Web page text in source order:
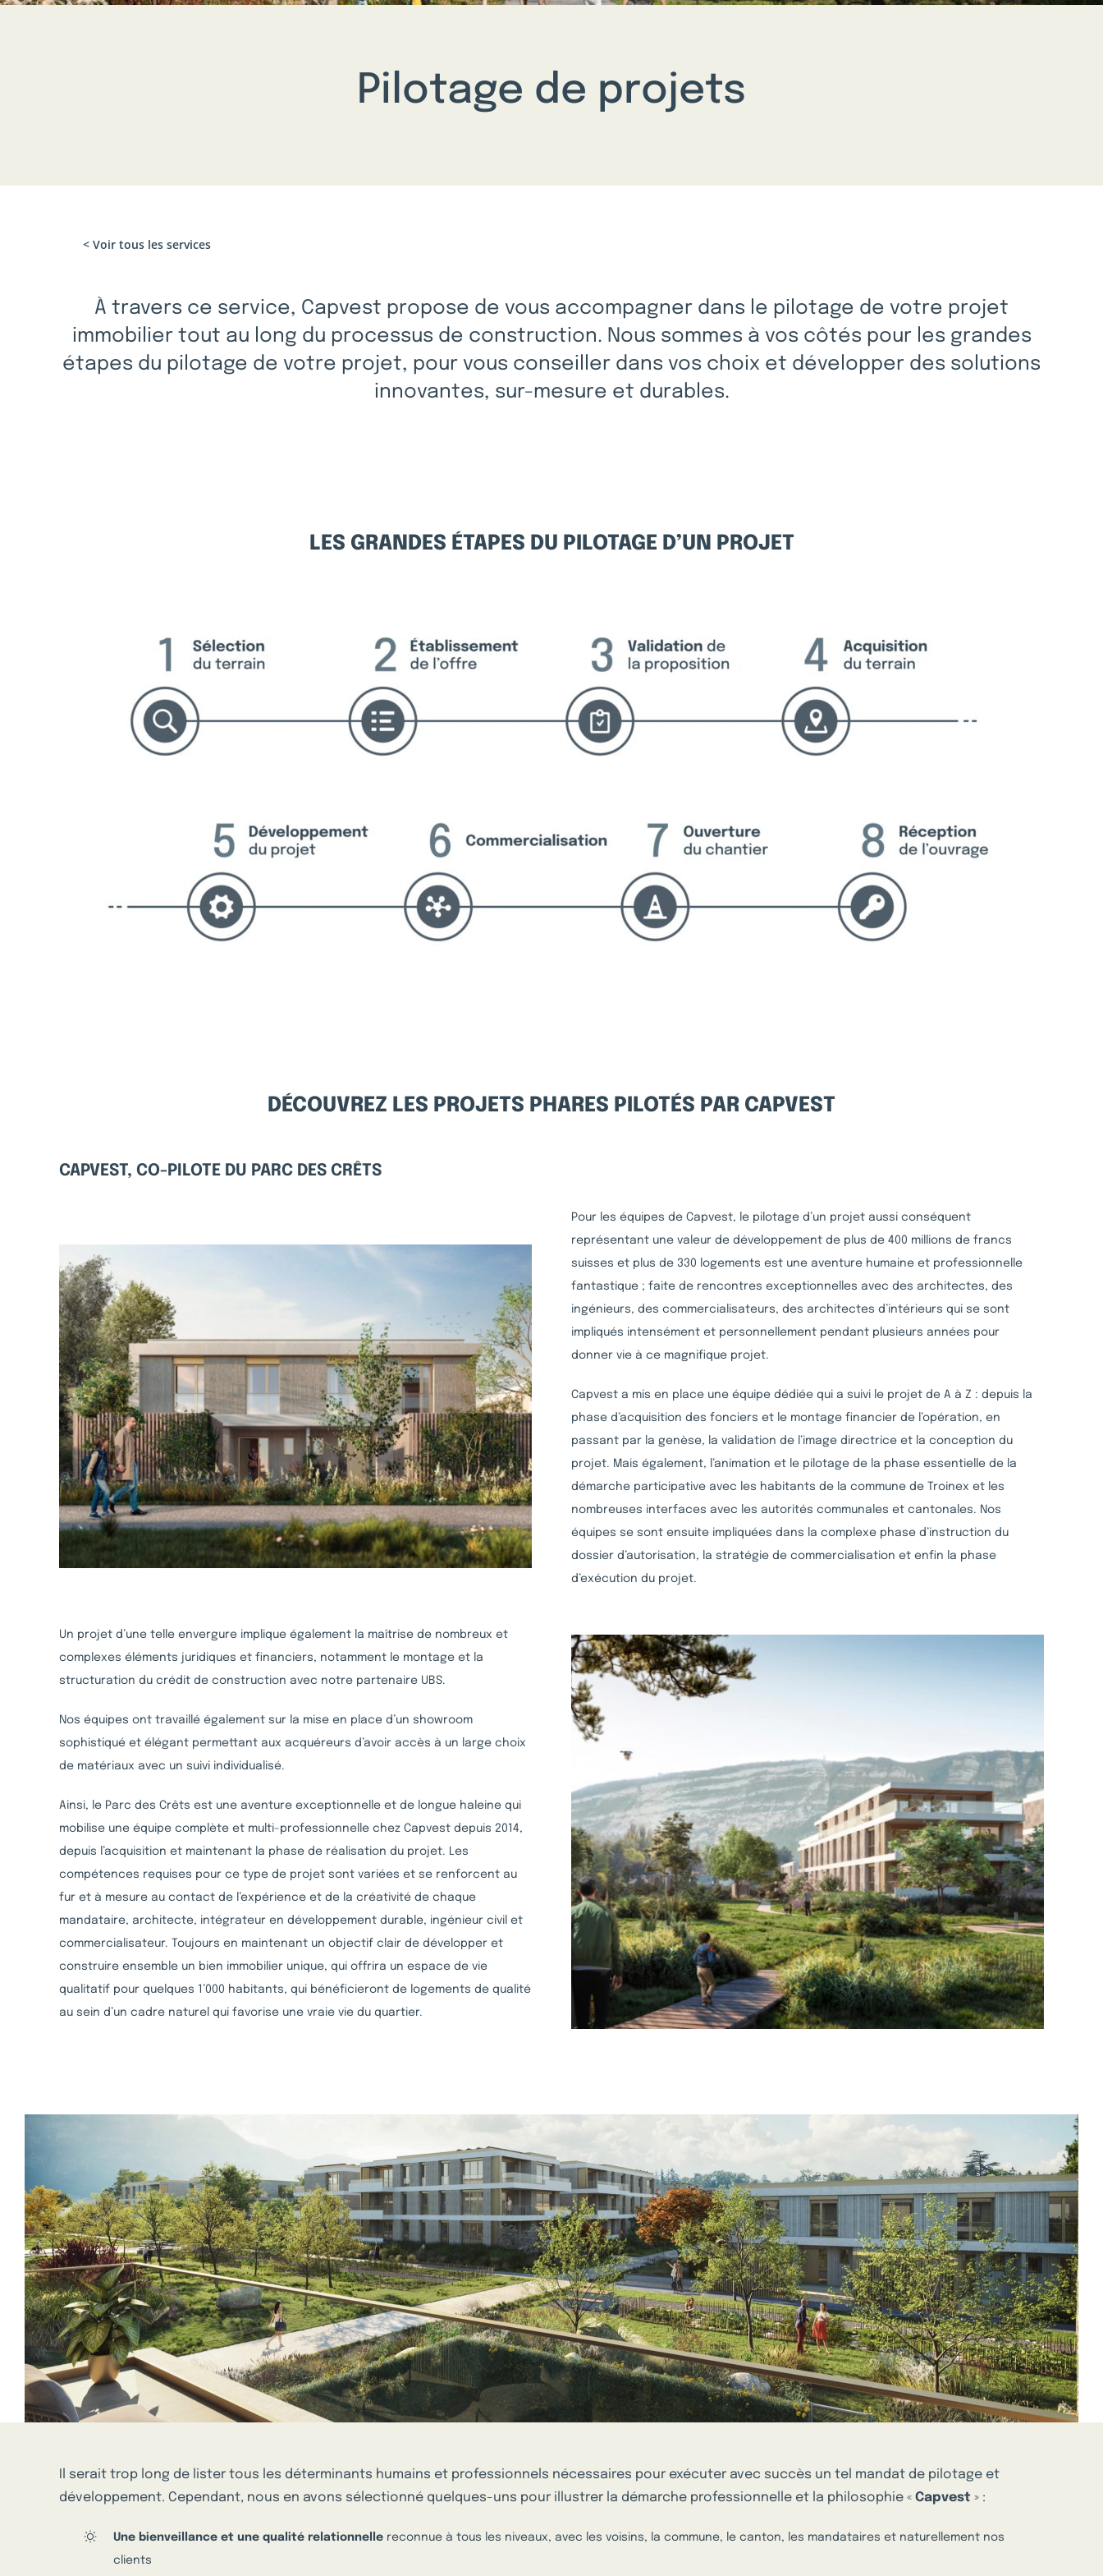
Pilotage de projets
< Voir tous les services
À travers ce service, Capvest propose de vous accompagner dans le pilotage de votre projet
immobilier tout au long du processus de construction. Nous sommes à vos côtés pour les grandes
étapes du pilotage de votre projet, pour vous conseiller dans vos choix et développer des solutions
innovantes, sur-mesure et durables.
LES GRANDES ÉTAPES DU PILOTAGE D’UN PROJET
DÉCOUVREZ LES PROJETS PHARES PILOTÉS PAR CAPVEST
CAPVEST, CO-PILOTE DU PARC DES CRÊTS
Pour les équipes de Capvest, le pilotage d’un projet aussi conséquent
représentant une valeur de développement de plus de 400 millions de francs
suisses et plus de 330 logements est une aventure humaine et professionnelle
fantastique ; faite de rencontres exceptionnelles avec des architectes, des
ingénieurs, des commercialisateurs, des architectes d’intérieurs qui se sont
impliqués intensément et personnellement pendant plusieurs années pour
donner vie à ce magnifique projet.
Capvest a mis en place une équipe dédiée qui a suivi le projet de A à Z : depuis la
phase d’acquisition des fonciers et le montage financier de l’opération, en
passant par la genèse, la validation de l’image directrice et la conception du
projet. Mais également, l’animation et le pilotage de la phase essentielle de la
démarche participative avec les habitants de la commune de Troinex et les
nombreuses interfaces avec les autorités communales et cantonales. Nos
équipes se sont ensuite impliquées dans la complexe phase d’instruction du
dossier d’autorisation, la stratégie de commercialisation et enfin la phase
d’exécution du projet.
Un projet d’une telle envergure implique également la maîtrise de nombreux et
complexes éléments juridiques et financiers, notamment le montage et la
structuration du crédit de construction avec notre partenaire UBS.
Nos équipes ont travaillé également sur la mise en place d’un showroom
sophistiqué et élégant permettant aux acquéreurs d’avoir accès à un large choix
de matériaux avec un suivi individualisé.
Ainsi, le Parc des Crêts est une aventure exceptionnelle et de longue haleine qui
mobilise une équipe complète et multi-professionnelle chez Capvest depuis 2014,
depuis l’acquisition et maintenant la phase de réalisation du projet. Les
compétences requises pour ce type de projet sont variées et se renforcent au
fur et à mesure au contact de l’expérience et de la créativité de chaque
mandataire, architecte, intégrateur en développement durable, ingénieur civil et
commercialisateur. Toujours en maintenant un objectif clair de développer et
construire ensemble un bien immobilier unique, qui offrira un espace de vie
qualitatif pour quelques 1’000 habitants, qui bénéficieront de logements de qualité
au sein d’un cadre naturel qui favorise une vraie vie du quartier.
Il serait trop long de lister tous les déterminants humains et professionnels nécessaires pour exécuter avec succès un tel mandat de pilotage et
développement. Cependant, nous en avons sélectionné quelques-uns pour illustrer la démarche professionnelle et la philosophie « Capvest» :
Une bienveillance et une qualité relationnellereconnue à tous les niveaux, avec les voisins, la commune, le canton, les mandataires et naturellement nos
clients